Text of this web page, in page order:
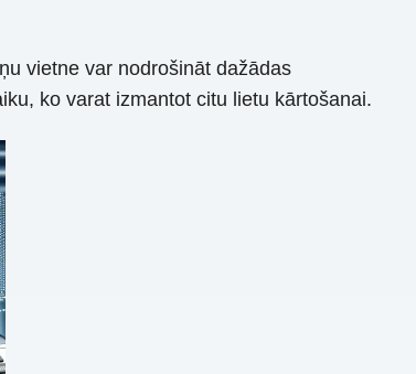
vietne var nodrošināt dažādas
ko varat izmantot citu lietu kārtošanai.